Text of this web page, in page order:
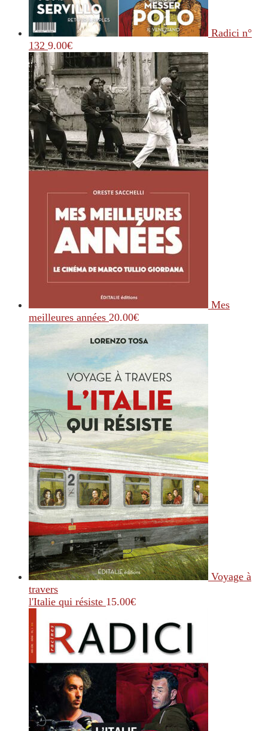
Radici n°
132 9.00€
Mes
meilleures années 20.00€
Voyage à
travers
l'Italie qui résiste 15.00€